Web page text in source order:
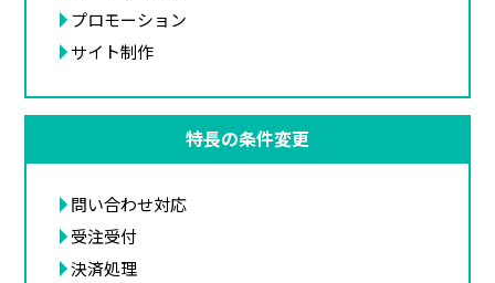
プロモーション
サイト制作
特長の条件変更
問い合わせ対応
受注受付
決済処理